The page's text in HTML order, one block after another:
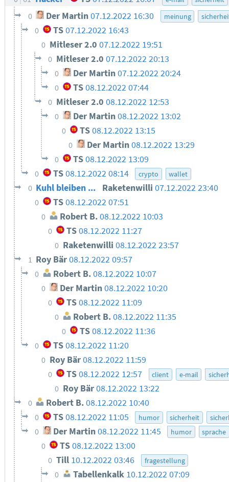
0 Der Martin07.12.2022 16:30 meinung
0 TS 07.12.2022 16:43
0 Mitleser 2.0 07.12.2022 19:51
0 Mitleser 2.007.12.2022 20:13
0 Der Martin07.12.2022 20:24
0 TS08.12.2022 07:44
0 Mitleser 2.008.12.2022 12:53
0 Der Martin08.12.2022 13:02
0 TS08.12.2022 13:15
0 Der Martin 08.12.2022 13:29
0 TS08.12.2022 13:09
0 TS 08.12.2022 08:14 crypto wallet
0 Kuhl bleiben ... Raketenwilli07.12.2022 23:40
0 TS 08.12.2022 07:51
0 Robert B.08.12.2022 10:03
0 TS08.12.2022 11:27
0 Raketenwilli08.12.2022 23:57
1 Roy Bär08.12.2022 09:57
0 Robert B. 08.12.2022 10:07
0 Der Martin08.12.2022 10:20
0 TS08.12.2022 11:09
0 Robert B.08.12.2022 11:35
0 TS08.12.2022 11:36
0 TS 08.12.2022 11:20
0 Roy Bär08.12.2022 11:59
0 TS08.12.2022 12:57 client e-mail
0 Roy Bär08.12.2022 13:22
0 Robert B.08.12.2022 10:40
0 TS 08.12.2022 11:05 humor sicherheit
0 Der Martin 08.12.2022 11:45 humor sprache
0 TS08.12.2022 13:00
0 Till 10.12.2022 03:46 fragestellung
0 Tabellenkalk 10.12.2022 07:09